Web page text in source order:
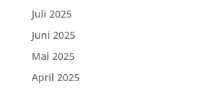
Juli 2025
Juni 2025
Mai 2025
April 2025